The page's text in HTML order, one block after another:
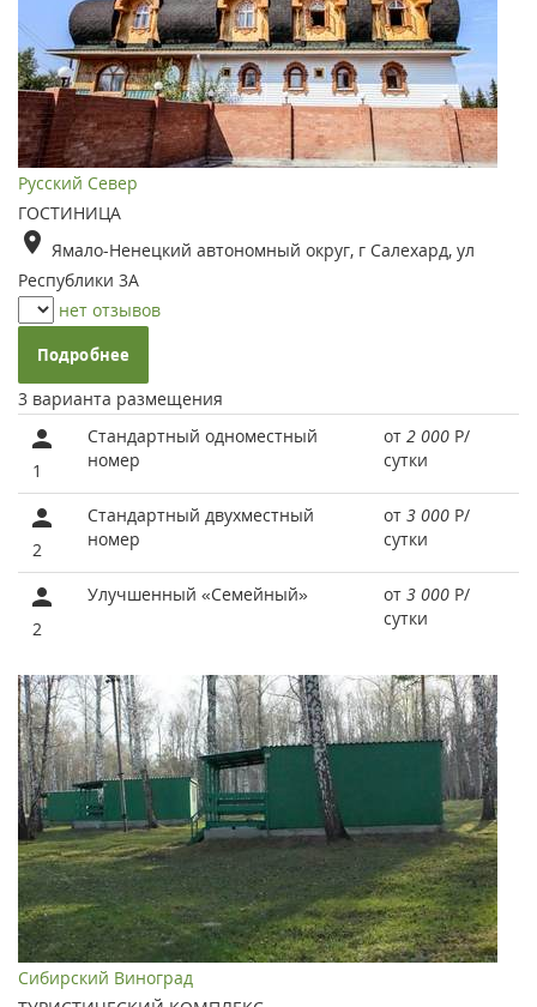
Русский Север
ГОСТИНИЦА
Ямало-Ненецкий автономный округ, г Салехард, ул
Республики 3А
нет отзывов
Подробнее
3 варианта размещения
1
Стандартный одноместный
номер
от 2 000 Р/
сутки
2
Стандартный двухместный
номер
от 3 000 Р/
сутки
2
Улучшенный «Семейный» от 3 000 Р/
сутки
Сибирский Виноград